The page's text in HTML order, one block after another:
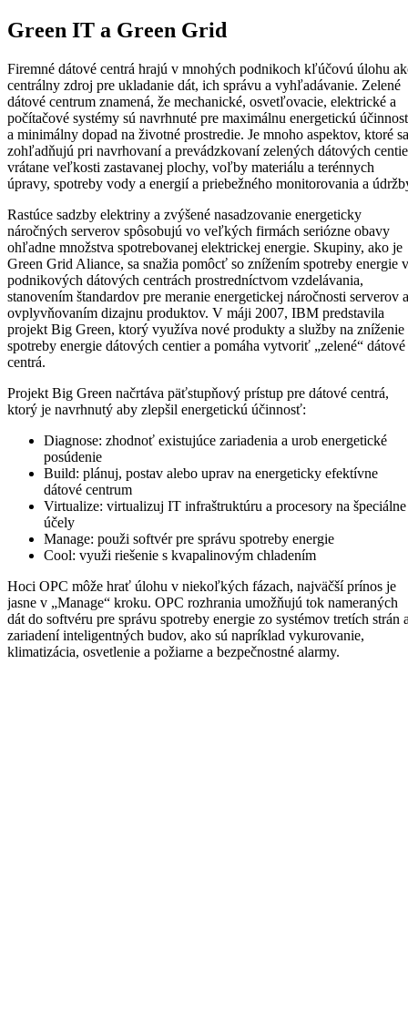
Green IT a Green Grid
Firemné dátové centrá hrajú v mnohých podnikoch kľúčovú úlohu
centrálny zdroj pre ukladanie dát, ich správu a vyhľadávanie. Zelené
dátové centrum znamená, že mechanické, osvetľovacie, elektrické a
počítačové systémy sú navrhnuté pre maximálnu energetickú
a minimálny dopad na životné prostredie. Je mnoho aspektov, ktoré sa
zohľadňujú pri navrhovaní a prevádzkovaní zelených dátových
vrátane veľkosti zastavanej plochy, voľby materiálu a terénnych
úpravy, spotreby vody a energií a priebežného monitorovania a
Rastúce sadzby elektriny a zvýšené nasadzovanie energeticky
náročných serverov spôsobujú vo veľkých firmách seriózne obavy
ohľadne množstva spotrebovanej elektrickej energie. Skupiny, ako je
Green Grid Aliance, sa snažia pomôcť so znížením spotreby energie v
podnikových dátových centrách prostredníctvom vzdelávania,
stanovením štandardov pre meranie energetickej náročnosti serverov a
ovplyvňovaním dizajnu produktov. V máji 2007, IBM predstavila
projekt Big Green, ktorý využíva nové produkty a služby na zníženie
spotreby energie dátových centier a pomáha vytvoriť „zelené“ dátové
centrá.
Projekt Big Green načrtáva päťstupňový prístup pre dátové centrá,
ktorý je navrhnutý aby zlepšil energetickú účinnosť:
Diagnose: zhodnoť existujúce zariadenia a urob energetické
posúdenie
Build: plánuj, postav alebo uprav na energeticky efektívne
dátové centrum
Virtualize: virtualizuj IT infraštruktúru a procesory na špeciálne
účely
Manage: použi softvér pre správu spotreby energie
Cool: využi riešenie s kvapalinovým chladením
Hoci OPC môže hrať úlohu v niekoľkých fázach, najväčší prínos je
jasne v „Manage“ kroku. OPC rozhrania umožňujú tok nameraných
dát do softvéru pre správu spotreby energie zo systémov tretích strán
zariadení inteligentných budov, ako sú napríklad vykurovanie,
klimatizácia, osvetlenie a požiarne a bezpečnostné alarmy.